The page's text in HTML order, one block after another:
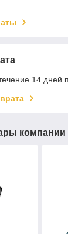
14 дней
компании